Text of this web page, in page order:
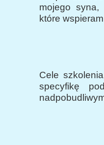
mojego
które
Cele
specyfikę